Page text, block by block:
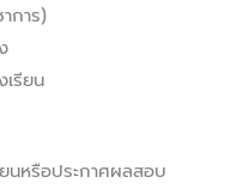
การ)
รียน
นหรือประกาศผลสอบ